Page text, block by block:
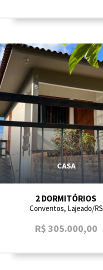
CASA
2 DORMITÓRIOS
Conventos, Lajeado/RS
R$ 305.000,00